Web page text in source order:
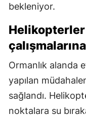
bekleniyor.
Ormanlık alanda
yapılan
sağlandı.
noktalara su